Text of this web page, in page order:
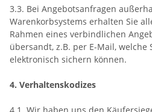
3.3. Bei Angebotsanfragen
Warenkorbsystems erhalten Sie
Rahmen eines verbindlichen
übersandt, z.B. per E-Mail, welche
elektronisch sichern können.
4. Verhaltenskodizes